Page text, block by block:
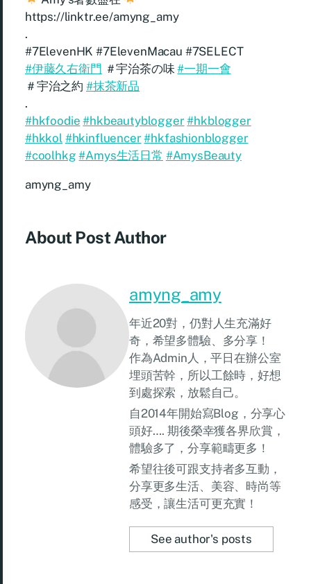
https://linktr.ee/amyng_amy
.
#7ElevenHK #7ElevenMacau #7SELECT
#伊藤久右衛門 ＃宇治茶の味#一期一會
＃宇治之約 #抹茶新品
.
#hkfoodie #hkbeautyblogger #hkblogger
#hkkol #hkinfluencer #hkfashionblogger
#coolhkg #Amys生活日常 #AmysBeauty
amyng_amy
About Post Author
amyng_amy
年近20對，仍對人生充滿好
奇，希望多體驗、多分享！
作為Admin人，平日在辦公室
埋頭苦幹，所以工餘時，好想
到處探索，放鬆自己。
自2014年開始寫Blog，分享心
頭好…. 期後榮幸獲各界欣賞，
體驗多了，分享範疇更多！
希望往後可跟支持者多互動，
分享更多生活、美容、時尚等
感受，讓生活可更充實！
See author's posts